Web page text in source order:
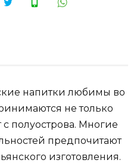
напитки любимы во
не только
полуострова. Многие
предпочитают
изготовления.